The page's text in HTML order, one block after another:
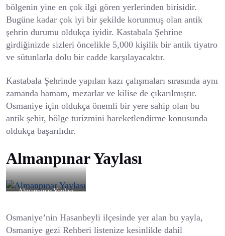
bölgenin yine en çok ilgi gören yerlerinden birisidir.
Bugüne kadar çok iyi bir şekilde korunmuş olan antik
şehrin durumu oldukça iyidir. Kastabala Şehrine
girdiğinizde sizleri öncelikle 5,000 kişilik bir antik tiyatro
ve sütunlarla dolu bir cadde karşılayacaktır.
Kastabala Şehrinde yapılan kazı çalışmaları sırasında aynı
zamanda hamam, mezarlar ve kilise de çıkarılmıştır.
Osmaniye için oldukça önemli bir yere sahip olan bu
antik şehir, bölge turizmini hareketlendirme konusunda
oldukça başarılıdır.
Almanpınar Yaylası
Almanpınar Yaylası
Osmaniye’nin Hasanbeyli ilçesinde yer alan bu yayla,
Osmaniye gezi Rehberi listenize kesinlikle dahil